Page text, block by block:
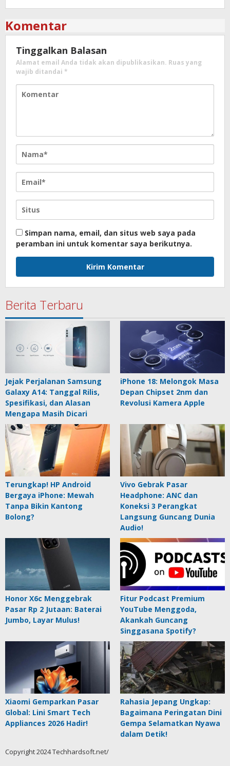
Komentar
Tinggalkan Balasan
Alamat email Anda tidak akan dipublikasikan. Ruas yang
wajib ditandai *
Simpan nama, email, dan situs web saya pada
peramban ini untuk komentar saya berikutnya.
Berita Terbaru
Jejak Perjalanan Samsung
Galaxy A14: Tanggal Rilis,
Spesifikasi, dan Alasan
Mengapa Masih Dicari
iPhone 18: Melongok Masa
Depan Chipset 2nm dan
Revolusi Kamera Apple
Terungkap! HP Android
Bergaya iPhone: Mewah
Tanpa Bikin Kantong
Bolong?
Vivo Gebrak Pasar
Headphone: ANC dan
Koneksi 3 Perangkat
Langsung Guncang Dunia
Audio!
Honor X6c Menggebrak
Pasar Rp 2 Jutaan: Baterai
Jumbo, Layar Mulus!
Fitur Podcast Premium
YouTube Menggoda,
Akankah Guncang
Singgasana Spotify?
Xiaomi Gemparkan Pasar
Global: Lini Smart Tech
Appliances 2026 Hadir!
Rahasia Jepang Ungkap:
Bagaimana Peringatan Dini
Gempa Selamatkan Nyawa
dalam Detik!
Copyright 2024 Techhardsoft.net/